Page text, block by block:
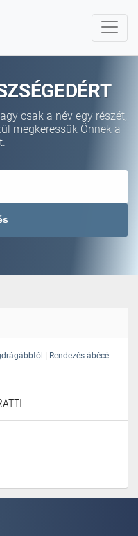
csak a név egy részét,
megkeressük Önnek a
| Rendezés ábécé